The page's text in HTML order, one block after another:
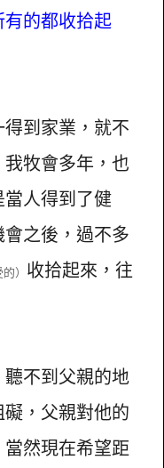
的都收拾起
到家業，就不
牧會多年，也
人得到了健
之後，過不多
） 收拾起來，往
不到父親的地
，父親對他的
然現在希望距